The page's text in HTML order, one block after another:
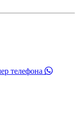
телефона